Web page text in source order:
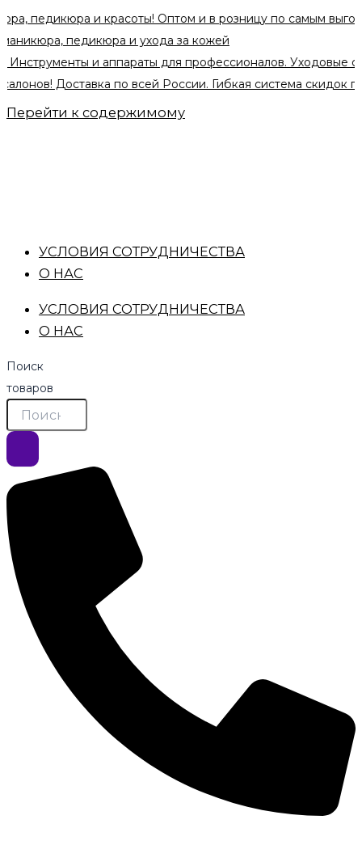
и красоты! Оптом и в розницу по самым выгодным
педикюра и ухода за кожей
и аппараты для профессионалов. Уходовые
по всей России. Гибкая система скидок при
Перейти к содержимому
УСЛОВИЯ СОТРУДНИЧЕСТВА
О НАС
УСЛОВИЯ СОТРУДНИЧЕСТВА
О НАС
Поиск
товаров